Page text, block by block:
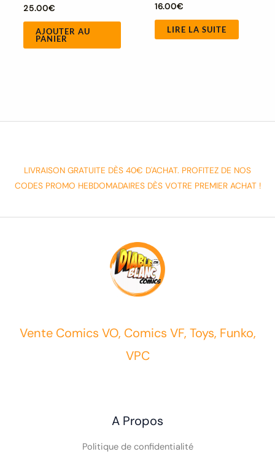
25.00€
AJOUTER AU
PANIER
16.00€
LIRE LA SUITE
LIVRAISON GRATUITE DÈS 40€ D'ACHAT. PROFITEZ DE NOS
CODES PROMO HEBDOMADAIRES DÈS VOTRE PREMIER ACHAT !
Vente Comics VO, Comics VF, Toys, Funko,
VPC
A Propos
Politique de confidentialité